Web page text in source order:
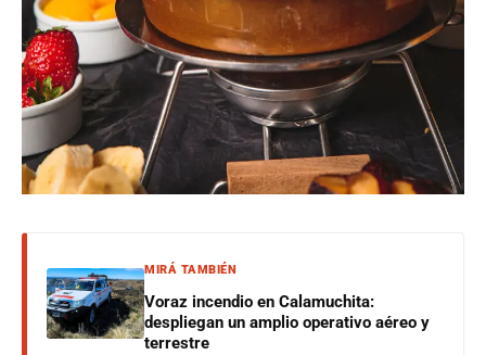
MIRÁ TAMBIÉN
Voraz incendio en Calamuchita:
despliegan un amplio operativo aéreo y
terrestre